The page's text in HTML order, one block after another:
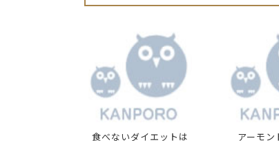
食べないダイエットは
アーモン